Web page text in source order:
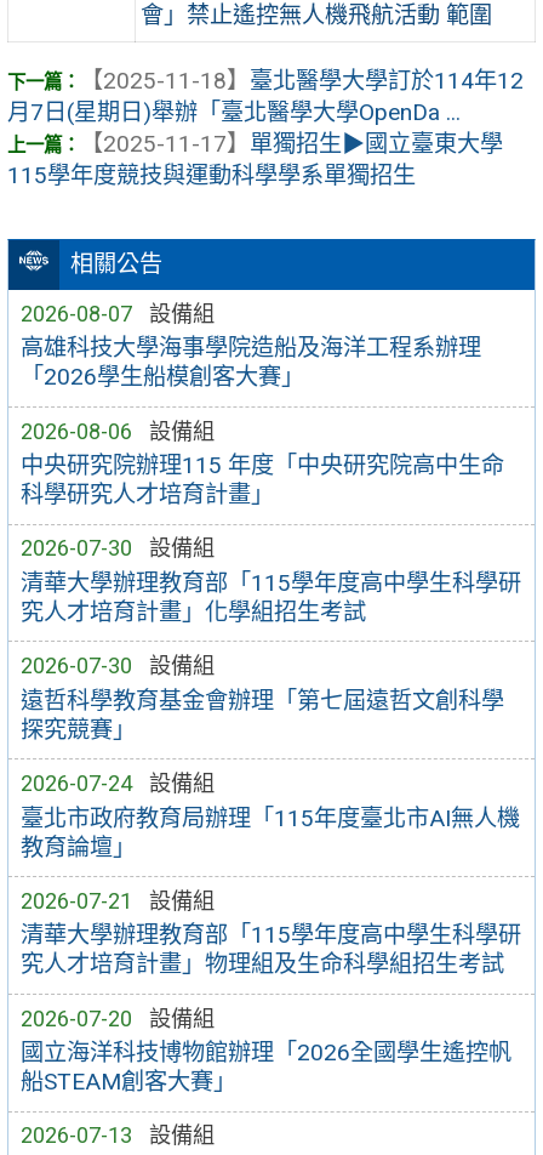
相關公告
2026-08-07 設備組
高雄科技大學海事學院造船及海洋工程系辦理
「2026學生船模創客大賽」
2026-08-06 設備組
中央研究院辦理115 年度「中央研究院高中生命
科學研究人才培育計畫」
2026-07-30 設備組
清華大學辦理教育部「115學年度高中學生科學研
究人才培育計畫」化學組招生考試
2026-07-30 設備組
遠哲科學教育基金會辦理「第七屆遠哲文創科學
探究競賽」
2026-07-24 設備組
臺北市政府教育局辦理「115年度臺北市AI無人機
教育論壇」
2026-07-21 設備組
清華大學辦理教育部「115學年度高中學生科學研
究人才培育計畫」物理組及生命科學組招生考試
2026-07-20 設備組
國立海洋科技博物館辦理「2026全國學生遙控帆
船STEAM創客大賽」
2026-07-13 設備組
會」禁止遙控無人機飛航活動 範圍
【2025-11-18】 臺北醫學大學訂於114年12
月7日(星期日)舉辦「臺北醫學大學OpenDa ...
【2025-11-17】 單獨招生▶︎國立臺東大學
115學年度競技與運動科學學系單獨招生